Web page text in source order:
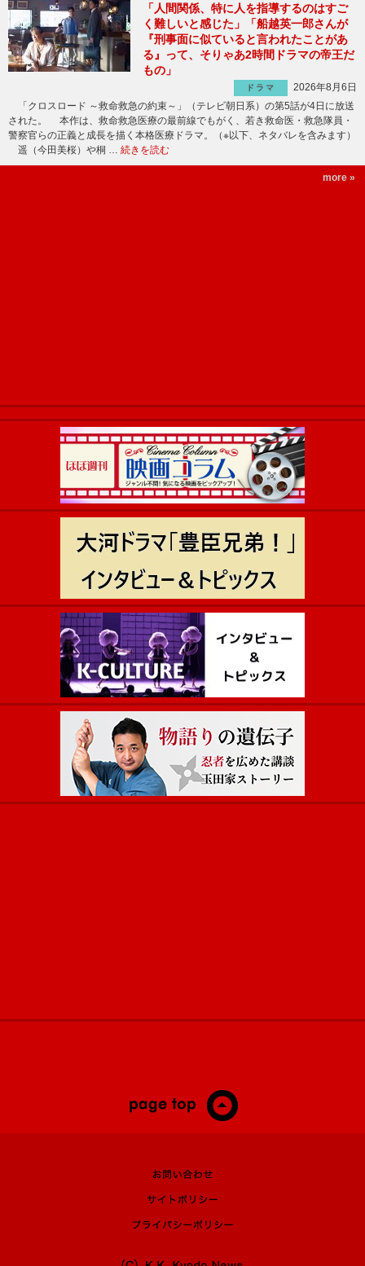
「人間関係、特に人を指導するのはすご
く難しいと感じた」「船越英一郎さんが
『刑事面に似ていると言われたことがあ
る』って、そりゃあ2時間ドラマの帝王だ
もの」
ドラマ
2026年8月6日
「クロスロード ～救命救急の約束～」（テレビ朝日系）の第5話が4日に放送
された。 本作は、救命救急医療の最前線でもがく、若き救命医・救急隊員・
警察官らの正義と成長を描く本格医療ドラマ。（※以下、ネタバレを含みます）
遥（今田美桜）や桐 … 続きを読む
more »